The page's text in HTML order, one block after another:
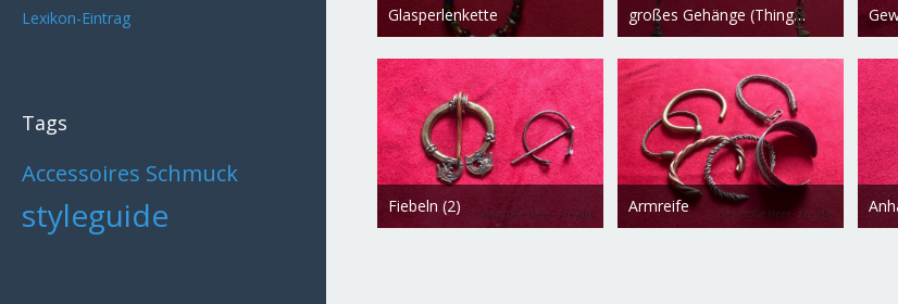
Lexikon-Eintrag
Tags
Accessoires Schmuck
styleguide
Glasperlenkette
Freydis
16. Dezember 2018
1.911
0 0
großes Gehänge (Thing, Festtag)
Freydis
16. Dezember 2018
2.812
0 0
Fiebeln (2)
Freydis
16. Dezember 2018
Armreife
Freydis
16. Dezember 2018